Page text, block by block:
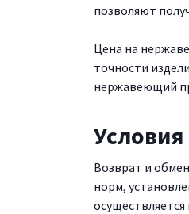
позволяют
Цена на
точности
нержавеющий
Условия
Возврат и
норм,
осуществляется